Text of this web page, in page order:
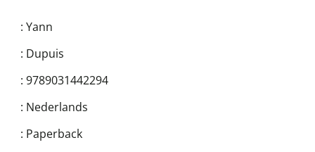
: Yann
: Dupuis
: 9789031442294
: Nederlands
: Paperback